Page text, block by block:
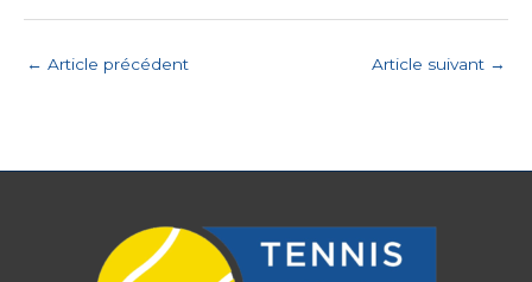
← Article précédent Article suivant →